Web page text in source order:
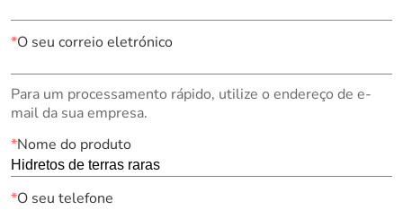
*O seu correio eletrónico
Para um processamento rápido, utilize o endereço de e-
mail da sua empresa.
*Nome do produto
*O seu telefone